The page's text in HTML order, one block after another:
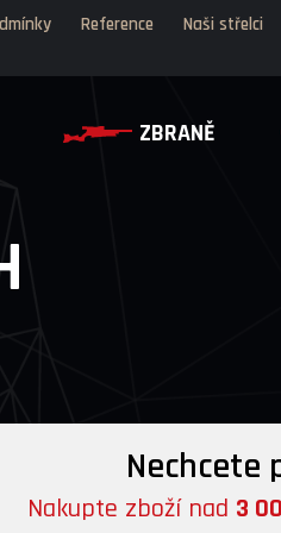
Reference Naši střelci
ZBRANĚ
Nechcete
Nakupte zboží nad 3